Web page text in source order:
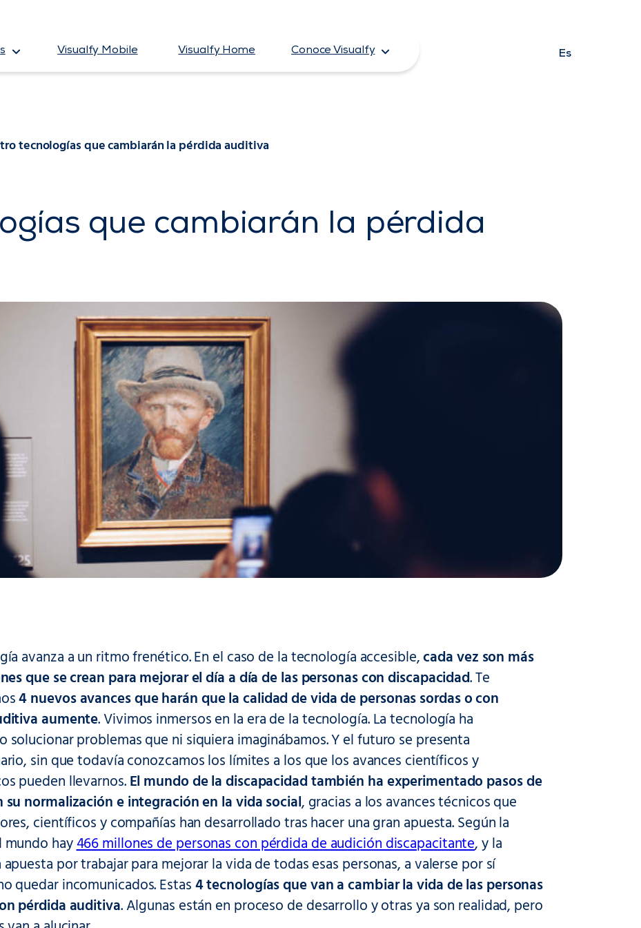
Visualfy Mobile Visualfy Home Conoce Visualfy Es
tecnologías que cambiarán la pérdida auditiva
que cambiarán la pérdida
avanza a un ritmo frenético. En el caso de la tecnología accesible,cada vez son más
que se crean para mejorar el día a día de las personas con discapacidad. Te
4 nuevos avances que harán que la calidad de vida de personas sordas o con
aumente. Vivimos inmersos en la era de la tecnología. La tecnología ha
solucionar problemas que ni siquiera imaginábamos. Y el futuro se presenta
sin que todavía conozcamos los límites a los que los avances científicos y
pueden llevarnos.El mundo de la discapacidad también ha experimentado pasos de
normalización e integración en la vida social, gracias a los avances técnicos que
científicos y compañías han desarrollado tras hacer una gran apuesta. Según la
mundo hay466 millones de personas con pérdida de audición discapacitante, y la
por trabajar para mejorar la vida de todas esas personas, a valerse por sí
quedar incomunicados. Estas4 tecnologías que van a cambiar la vida de las personas
pérdida auditiva. Algunas están en proceso de desarrollo y otras ya son realidad, pero